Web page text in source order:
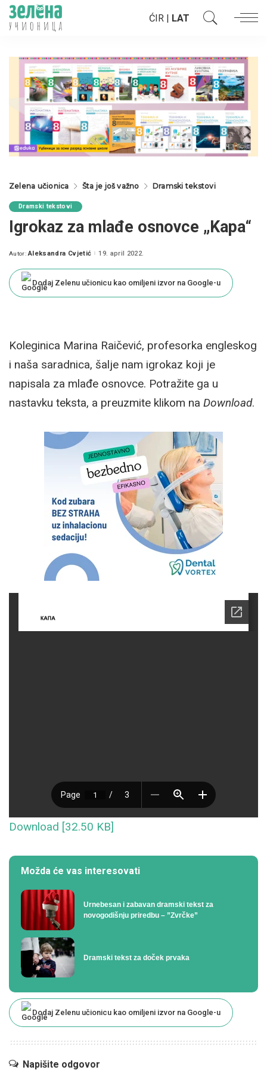
ĆIR | LAT
Zelena učionica Šta je još važno Dramski tekstovi
Dramski tekstovi
Igrokaz za mlađe osnovce „Kapa“
Posted
Autor: Aleksandra Cvjetić 19. april 2022.
Dodaj Zelenu učionicu kao omiljeni izvor na Google-u
Koleginica Marina Raičević, profesorka engleskog
i naša saradnica, šalje nam igrokaz koji je
napisala za mlađe osnovce. Potražite ga u
nastavku teksta, a preuzmite klikom na Download.
Download [32.50 KB]
Možda će vas interesovati
Urnebesan i zabavan dramski tekst za
novogodišnju priredbu – ”Zvrčke”
Dramski tekst za doček prvaka
Dodaj Zelenu učionicu kao omiljeni izvor na Google-u
Napišite odgovor